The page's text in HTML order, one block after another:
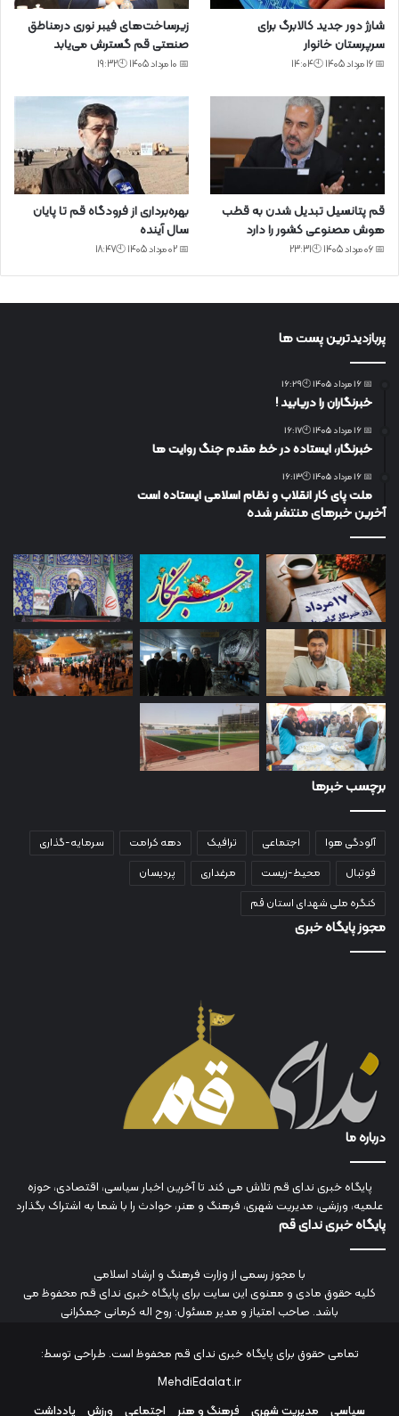
شارژ دور جدید کالابرگ برای
سرپرستان خانوار
📅 16 مرداد 1405 🕙14:04
زیرساخت‌های فیبر نوری درمناطق
صنعتی قم گسترش می‌یابد
📅 10 مرداد 1405 🕙19:32
قم پتانسیل تبدیل شدن به قطب
هوش مصنوعی کشور را دارد
📅 06 مرداد 1405 🕙23:31
بهره‌برداری از فرودگاه قم تا پایان
سال آینده
📅 02 مرداد 1405 🕙18:47
پربازدیدترین پست ها
📅 16 مرداد 1405 🕙16:29
خبرنگاران را دریابید !
📅 16 مرداد 1405 🕙16:17
خبرنگار، ایستاده در خط مقدم جنگ روایت ها
📅 16 مرداد 1405 🕙16:13
ملت پای کار انقلاب و نظام اسلامی ایستاده است
آخرین خبرهای منتشر شده
برچسب خبرها
آلودگی هوا اجتماعی ترافیک دهه کرامت
سرمایه-گذاری
فوتبال
محیط-زیست مرغداری
پردیسان
کنگره ملی شهدای استان قم
مجوز پایگاه خبری
درباره ما
پایگاه خبری ندای قم تلاش می کند تا آخرین اخبار سیاسی، اقتصادی، حوزه
علمیه، ورزشی، مدیریت شهری، فرهنگ و هنر، حوادث را با شما به اشتراک بگذارد
پایگاه خبری ندای قم
با مجوز رسمی از وزارت فرهنگ و ارشاد اسلامی
کلیه حقوق مادی و معنوی این سایت برای پایگاه خبری ندای قم محفوظ می
باشد. صاحب امتیاز و مدیر مسئول: روح اله کرمانی جمکرانی
تمامی حقوق برای پایگاه خبری ندای قم محفوظ است. طراحی توسط:
MehdiEdalat.ir
سیاسی
مدیریت شهری فرهنگ و هنر اجتماعی ورزش یادداشت